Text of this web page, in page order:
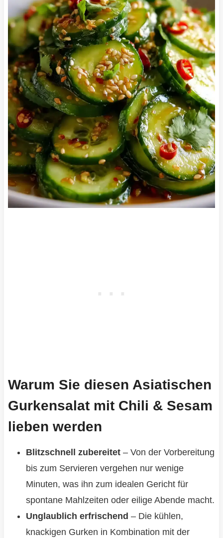
Warum Sie diesen Asiatischen
Gurkensalat mit Chili & Sesam
lieben werden
Blitzschnell zubereitet– Von der Vorbereitung
bis zum Servieren vergehen nur wenige
Minuten, was ihn zum idealen Gericht für
spontane Mahlzeiten oder eilige Abende macht.
Unglaublich erfrischend – Die kühlen,
knackigen Gurken in Kombination mit der